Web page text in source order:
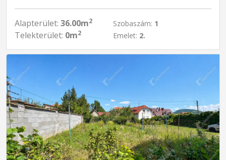
Alapterület: 36.00m2
Telekterület: 0m2
Szobaszám: 1
Emelet: 2.